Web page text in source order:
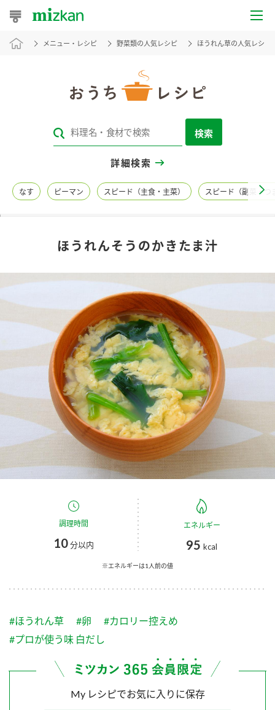
おうちレシピ
レシピカテゴリ一覧
レシピ名特集
商品情報
商品カテゴリ
調味酢
お酢ドリンク ぽん酢
みりん風・料理酒 鍋用調味料
たれ
スープ 中華
ふりかけ おすしの素
炊き込みご飯の素 米飯用調味液
キャンペーン情報
ブランド・スペシャルサイト
ブランド・スペシャルサイト トップ
商品ブランドサイト
Fibee（ファイビー）
くらしプラ酢
お酢ドリンク
つゆ
納豆のサイト
三ツ判山吹
企業情報
国内事業概要
企業理念
ミツカンの歴史
ミツカンを知る
環境への取り組み
MIM（ミツカンミュージアム）
お客様相談センター
お客様の声をいかしました
販売終了製品のご案内
メニュー・レシピ 野菜類の人気レシピ ほうれん草の人気レシピ
検索
詳細検索
なす ピーマン スピード（主食・主菜） スピード（副菜・つ
ほうれんそうのかきたま汁
調理時間
10分以内
エネルギー
95 kcal
※エネルギーは1人前の値
#ほうれん草 #卵
#カロリー控えめ
#プロが使う味 白だし
My レシピでお気に入りに保存